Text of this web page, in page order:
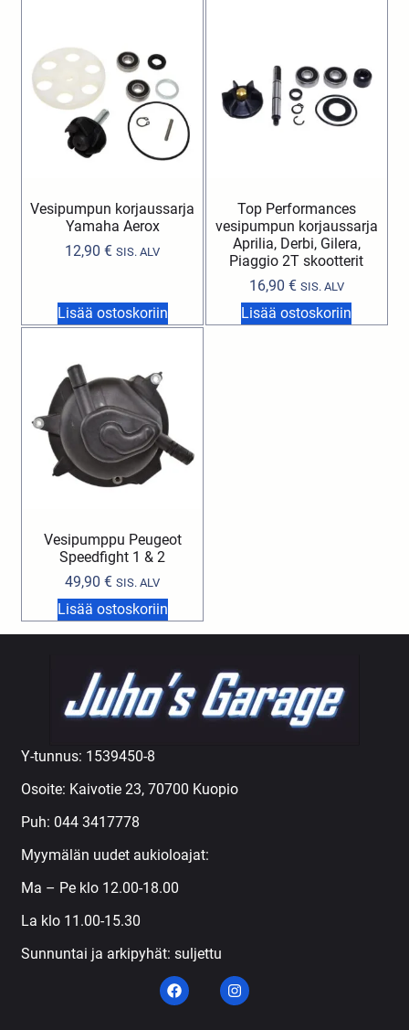
Vesipumpun korjaussarja
Yamaha Aerox
12,90€ SIS. ALV
Lisää ostoskoriin
Top Performances
vesipumpun korjaussarja
Aprilia, Derbi, Gilera,
Piaggio 2T skootterit
16,90 € SIS. ALV
Lisää ostoskoriin
Vesipumppu Peugeot
Speedfight 1 & 2
49,90€ SIS. ALV
Lisää ostoskoriin
Y-tunnus: 1539450-8
Osoite: Kaivotie 23, 70700 Kuopio
Puh: 044 3417778
Myymälän uudet aukioloajat:
Ma – Pe klo 12.00-18.00
La klo 11.00-15.30
Sunnuntai ja arkipyhät: suljettu